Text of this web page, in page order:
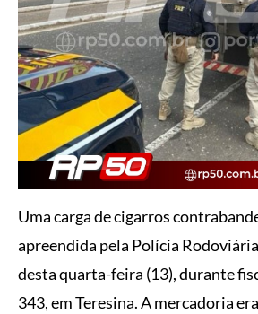
Uma carga de cigarros
apreendida pela Polícia
desta quarta-feira (13), durante
343, em Teresina. A mercadoria